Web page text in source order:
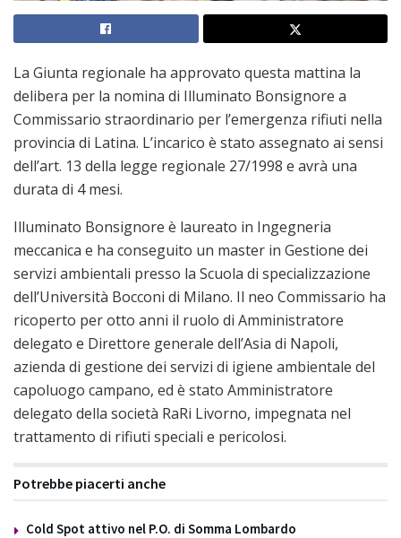
La Giunta regionale ha approvato questa mattina la
delibera per la nomina di Illuminato Bonsignore a
Commissario straordinario per l’emergenza rifiuti nella
provincia di Latina. L’incarico è stato assegnato ai sensi
dell’art. 13 della legge regionale 27/1998 e avrà una
durata di 4 mesi.
Illuminato Bonsignore è laureato in Ingegneria
meccanica e ha conseguito un master in Gestione dei
servizi ambientali presso la Scuola di specializzazione
dell’Università Bocconi di Milano. Il neo Commissario ha
ricoperto per otto anni il ruolo di Amministratore
delegato e Direttore generale dell’Asia di Napoli,
azienda di gestione dei servizi di igiene ambientale del
capoluogo campano, ed è stato Amministratore
delegato della società RaRi Livorno, impegnata nel
trattamento di rifiuti speciali e pericolosi.
Potrebbe piacerti anche
Cold Spot attivo nel P.O. di Somma Lombardo